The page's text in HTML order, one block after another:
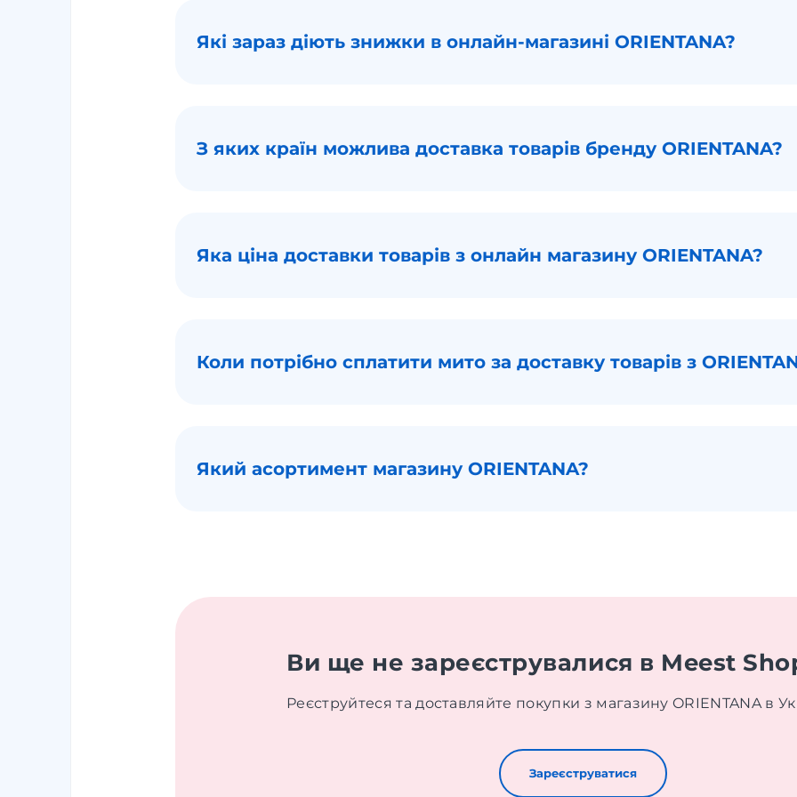
Які зараз діють знижки в онлайн-магазині ORIENTANA?
З яких країн можлива доставка товарів бренду ORIENTANA?
Яка ціна доставки товарів з онлайн магазину ORIENTANA?
Коли потрібно сплатити мито за доставку товарів з
Який асортимент магазину ORIENTANA?
Ви ще не зареєструвалися в Meest
Реєструйтеся та доставляйте покупки з магазину ORIENTANA в
Зареєструватися